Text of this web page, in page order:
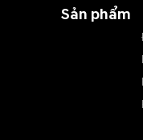
Sản phẩm